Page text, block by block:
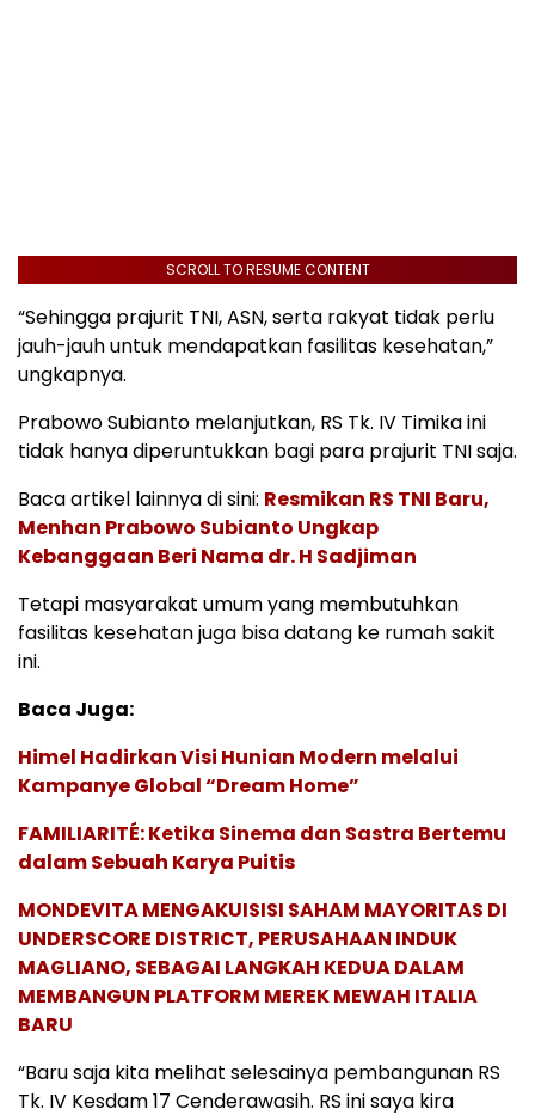
SCROLL TO RESUME CONTENT
“Sehingga prajurit TNI, ASN, serta rakyat tidak perlu
jauh-jauh untuk mendapatkan fasilitas kesehatan,”
ungkapnya.
Prabowo Subianto melanjutkan, RS Tk. IV Timika ini
tidak hanya diperuntukkan bagi para prajurit TNI saja.
Baca artikel lainnya di sini: Resmikan RS TNI Baru,
Menhan Prabowo Subianto Ungkap
Kebanggaan Beri Nama dr. H Sadjiman
Tetapi masyarakat umum yang membutuhkan
fasilitas kesehatan juga bisa datang ke rumah sakit
ini.
Baca Juga:
Himel Hadirkan Visi Hunian Modern melalui
Kampanye Global “Dream Home”
FAMILIARITÉ: Ketika Sinema dan Sastra Bertemu
dalam Sebuah Karya Puitis
MONDEVITA MENGAKUISISI SAHAM MAYORITAS DI
UNDERSCORE DISTRICT, PERUSAHAAN INDUK
MAGLIANO, SEBAGAI LANGKAH KEDUA DALAM
MEMBANGUN PLATFORM MEREK MEWAH ITALIA
BARU
“Baru saja kita melihat selesainya pembangunan RS
Tk. IV Kesdam 17 Cenderawasih. RS ini saya kira